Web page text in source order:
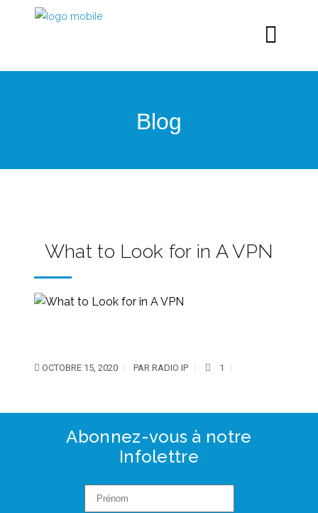
Blog
What to Look for in A VPN
OCTOBRE 15, 2020 PAR RADIO IP 1
Abonnez-vous à notre
Infolettre